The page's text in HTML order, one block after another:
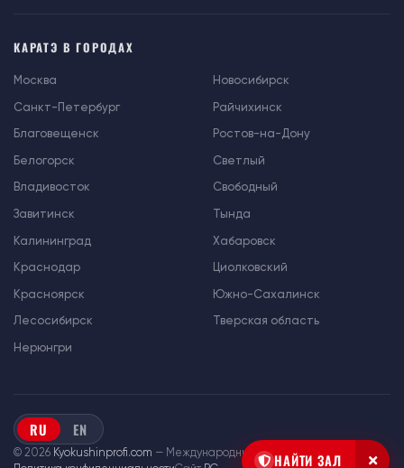
КАРАТЭ В ГОРОДАХ
Москва
Санкт-Петербург
Благовещенск
Белогорск
Владивосток
Завитинск
Калининград
Краснодар
Красноярск
Лесосибирск
Нерюнгри
Новосибирск
Райчихинск
Ростов-на-Дону
Светлый
Свободный
Тында
Хабаровск
Циолковский
Южно-Сахалинск
Тверская область
© 2026 Kyokushinprofi.com — Международный союз «Киокушин Профи»
RU EN
НАЙТИ ЗАЛ